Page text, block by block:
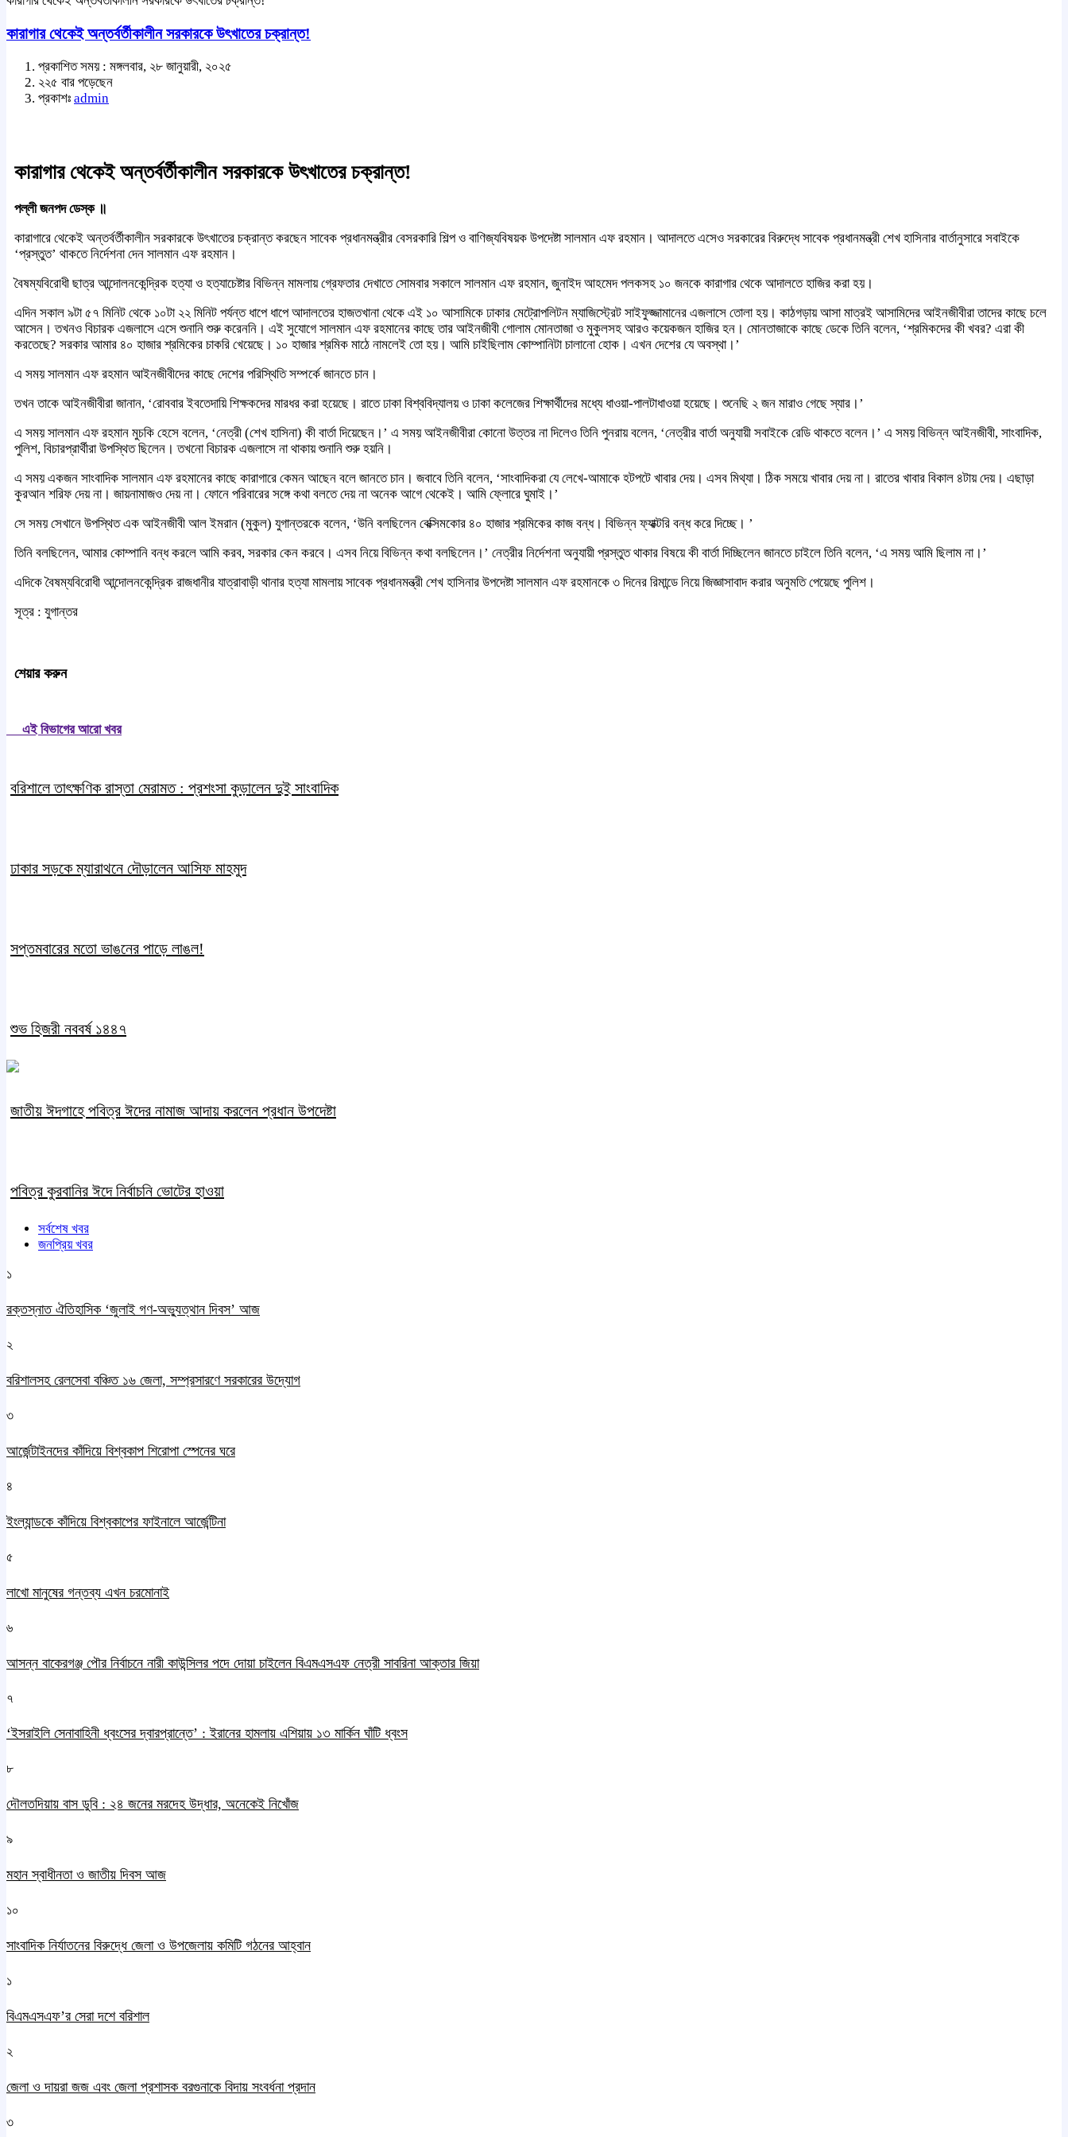
কারাগার থেকেই অন্তর্বর্তীকালীন সরকারকে উৎখাতের চক্রান্ত!
প্রকাশিত সময় : মঙ্গলবার, ২৮ জানুয়ারী, ২০২৫
২২৫ বার পড়েছেন
প্রকাশঃ admin
কারাগার থেকেই অন্তর্বর্তীকালীন সরকারকে উৎখাতের চক্রান্ত!
পল্লী জনপদ ডেস্ক ॥
কারাগারে থেকেই অন্তর্বর্তীকালীন সরকারকে উৎখাতের চক্রান্ত করছেন সাবেক প্রধানমন্ত্রীর বেসরকারি শিল্প ও বাণিজ্যবিষয়ক উপদেষ্টা সালমান এফ রহমান। আদালতে এসেও সরকারের বিরুদ্ধে সাবেক প্রধানমন্ত্রী শেখ হাসিনার বার্তানুসারে সবাইকে
‘প্রস্তুত’ থাকতে নির্দেশনা দেন সালমান এফ রহমান।
বৈষম্যবিরোধী ছাত্র আন্দোলনকেন্দ্রিক হত্যা ও হত্যাচেষ্টার বিভিন্ন মামলায় গ্রেফতার দেখাতে সোমবার সকালে সালমান এফ রহমান, জুনাইদ আহমেদ পলকসহ ১০ জনকে কারাগার থেকে আদালতে হাজির করা হয়।
এদিন সকাল ৯টা ৫৭ মিনিট থেকে ১০টা ২২ মিনিট পর্যন্ত ধাপে ধাপে আদালতের হাজতখানা থেকে এই ১০ আসামিকে ঢাকার মেট্রোপলিটন ম্যাজিস্ট্রেট সাইফুজ্জামানের এজলাসে তোলা হয়। কাঠগড়ায় আসা মাত্রই আসামিদের আইনজীবীরা তাদের কাছে চলে
আসেন। তখনও বিচারক এজলাসে এসে শুনানি শুরু করেননি। এই সুযোগে সালমান এফ রহমানের কাছে তার আইনজীবী গোলাম মোনতাজা ও মুকুলসহ আরও কয়েকজন হাজির হন। মোনতাজাকে কাছে ডেকে তিনি বলেন, ‘শ্রমিকদের কী খবর? এরা কী
করতেছে? সরকার আমার ৪০ হাজার শ্রমিকের চাকরি খেয়েছে। ১০ হাজার শ্রমিক মাঠে নামলেই তো হয়। আমি চাইছিলাম কোম্পানিটা চালানো হোক। এখন দেশের যে অবস্থা।’
এ সময় সালমান এফ রহমান আইনজীবীদের কাছে দেশের পরিস্থিতি সম্পর্কে জানতে চান।
তখন তাকে আইনজীবীরা জানান, ‘রোববার ইবতেদায়ি শিক্ষকদের মারধর করা হয়েছে। রাতে ঢাকা বিশ্ববিদ্যালয় ও ঢাকা কলেজের শিক্ষার্থীদের মধ্যে ধাওয়া-পালটাধাওয়া হয়েছে। শুনেছি ২ জন মারাও গেছে স্যার।’
এ সময় সালমান এফ রহমান মুচকি হেসে বলেন, ‘নেত্রী (শেখ হাসিনা) কী বার্তা দিয়েছেন।’ এ সময় আইনজীবীরা কোনো উত্তর না দিলেও তিনি পুনরায় বলেন, ‘নেত্রীর বার্তা অনুযায়ী সবাইকে রেডি থাকতে বলেন।’ এ সময় বিভিন্ন আইনজীবী, সাংবাদিক,
পুলিশ, বিচারপ্রার্থীরা উপস্থিত ছিলেন। তখনো বিচারক এজলাসে না থাকায় শুনানি শুরু হয়নি।
এ সময় একজন সাংবাদিক সালমান এফ রহমানের কাছে কারাগারে কেমন আছেন বলে জানতে চান। জবাবে তিনি বলেন, ‘সাংবাদিকরা যে লেখে-আমাকে হটপটে খাবার দেয়। এসব মিথ্যা। ঠিক সময়ে খাবার দেয় না। রাতের খাবার বিকাল ৪টায় দেয়। এছাড়া
কুরআন শরিফ দেয় না। জায়নামাজও দেয় না। ফোনে পরিবারের সঙ্গে কথা বলতে দেয় না অনেক আগে থেকেই। আমি ফ্লোরে ঘুমাই।’
সে সময় সেখানে উপস্থিত এক আইনজীবী আল ইমরান (মুকুল) যুগান্তরকে বলেন, ‘উনি বলছিলেন বেক্সিমকোর ৪০ হাজার শ্রমিকের কাজ বন্ধ। বিভিন্ন ফ্যাক্টরি বন্ধ করে দিচ্ছে। ’
তিনি বলছিলেন, আমার কোম্পানি বন্ধ করলে আমি করব, সরকার কেন করবে। এসব নিয়ে বিভিন্ন কথা বলছিলেন।’ নেত্রীর নির্দেশনা অনুযায়ী প্রস্তুত থাকার বিষয়ে কী বার্তা দিচ্ছিলেন জানতে চাইলে তিনি বলেন, ‘এ সময় আমি ছিলাম না।’
এদিকে বৈষম্যবিরোধী আন্দোলনকেন্দ্রিক রাজধানীর যাত্রাবাড়ী থানার হত্যা মামলায় সাবেক প্রধানমন্ত্রী শেখ হাসিনার উপদেষ্টা সালমান এফ রহমানকে ৩ দিনের রিমান্ডে নিয়ে জিজ্ঞাসাবাদ করার অনুমতি পেয়েছে পুলিশ।
সূত্র : যুগান্তর
শেয়ার করুন
এই বিভাগের আরো খবর
বরিশালে তাৎক্ষণিক রাস্তা মেরামত : প্রশংসা কুড়ালেন দুই সাংবাদিক
ঢাকার সড়কে ম্যারাথনে দৌড়ালেন আসিফ মাহমুদ
সপ্তমবারের মতো ভাঙনের পাড়ে লাঙল!
শুভ হিজরী নববর্ষ ১৪৪৭
জাতীয় ঈদগাহে পবিত্র ঈদের নামাজ আদায় করলেন প্রধান উপদেষ্টা
পবিত্র কুরবানির ঈদে নির্বাচনি ভোটের হাওয়া
সর্বশেষ খবর
জনপ্রিয় খবর
১
রক্তস্নাত ঐতিহাসিক ‌‘জুলাই গণ-অভ্যুত্থান দিবস’ আজ
২
বরিশালসহ রেলসেবা বঞ্চিত ১৬ জেলা, সম্প্রসারণে সরকারের উদ্যোগ
৩
আর্জেন্টাইনদের কাঁদিয়ে বিশ্বকাপ শিরোপা স্পেনের ঘরে
৪
ইংল্যান্ডকে কাঁদিয়ে বিশ্বকাপের ফাইনালে আর্জেন্টিনা
৫
লাখো মানুষের গন্তব্য এখন চরমোনাই
৬
আসন্ন বাকেরগঞ্জ পৌর নির্বাচনে নারী কাউন্সিলর পদে দোয়া চাইলেন বিএমএসএফ নেত্রী সাবরিনা আক্তার জিয়া
৭
‘ইসরাইলি সেনাবাহিনী ধ্বংসের দ্বারপ্রান্তে’ : ইরানের হামলায় এশিয়ায় ১৩ মার্কিন ঘাঁটি ধ্বংস
৮
দৌলতদিয়ায় বাস ডুবি : ২৪ জনের মরদেহ উদ্ধার, অনেকেই নিখোঁজ
৯
মহান স্বাধীনতা ও জাতীয় দিবস আজ
১০
সাংবাদিক নির্যাতনের বিরুদ্ধে জেলা ও উপজেলায় কমিটি গঠনের আহ্বান
১
বিএমএসএফ’র সেরা দশে বরিশাল
২
জেলা ও দায়রা জজ এবং জেলা প্রশাসক বরগুনাকে বিদায় সংবর্ধনা প্রদান
৩